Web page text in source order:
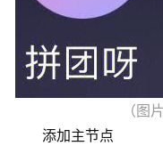
（图
添加主节点